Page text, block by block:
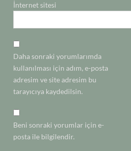
İnternet sitesi
Daha sonraki yorumlarımda
kullanılması için adım, e-posta
adresim ve site adresim bu
tarayıcıya kaydedilsin.
Beni sonraki yorumlar için e-
posta ile bilgilendir.